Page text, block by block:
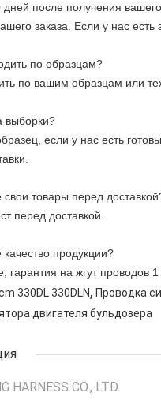
после получения
заказа. Если у нас
по образцам?
по вашим образцам или
выборки?
если у нас есть
товары перед
перед доставкой.
продукции?
гарантия на жгут проводов 1
330DL 330DLN, Проводка
двигателя бульдозера
HARNESS CO., LTD.